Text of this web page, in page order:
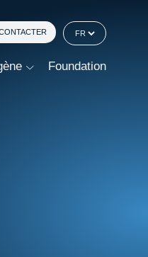
Foundation